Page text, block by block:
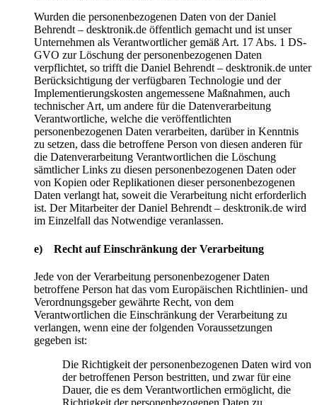
Wurden die personenbezogenen Daten von der Daniel
Behrendt – desktronik.de öffentlich gemacht und ist unser
Unternehmen als Verantwortlicher gemäß Art. 17 Abs. 1 DS-
GVO zur Löschung der personenbezogenen Daten
verpflichtet, so trifft die Daniel Behrendt – desktronik.de unter
Berücksichtigung der verfügbaren Technologie und der
Implementierungskosten angemessene Maßnahmen, auch
technischer Art, um andere für die Datenverarbeitung
Verantwortliche, welche die veröffentlichten
personenbezogenen Daten verarbeiten, darüber in Kenntnis
zu setzen, dass die betroffene Person von diesen anderen für
die Datenverarbeitung Verantwortlichen die Löschung
sämtlicher Links zu diesen personenbezogenen Daten oder
von Kopien oder Replikationen dieser personenbezogenen
Daten verlangt hat, soweit die Verarbeitung nicht erforderlich
ist. Der Mitarbeiter der Daniel Behrendt – desktronik.de wird
im Einzelfall das Notwendige veranlassen.
e) Recht auf Einschränkung der Verarbeitung
Jede von der Verarbeitung personenbezogener Daten
betroffene Person hat das vom Europäischen Richtlinien- und
Verordnungsgeber gewährte Recht, von dem
Verantwortlichen die Einschränkung der Verarbeitung zu
verlangen, wenn eine der folgenden Voraussetzungen
gegeben ist:
Die Richtigkeit der personenbezogenen Daten wird von
der betroffenen Person bestritten, und zwar für eine
Dauer, die es dem Verantwortlichen ermöglicht, die
Richtigkeit der personenbezogenen Daten zu